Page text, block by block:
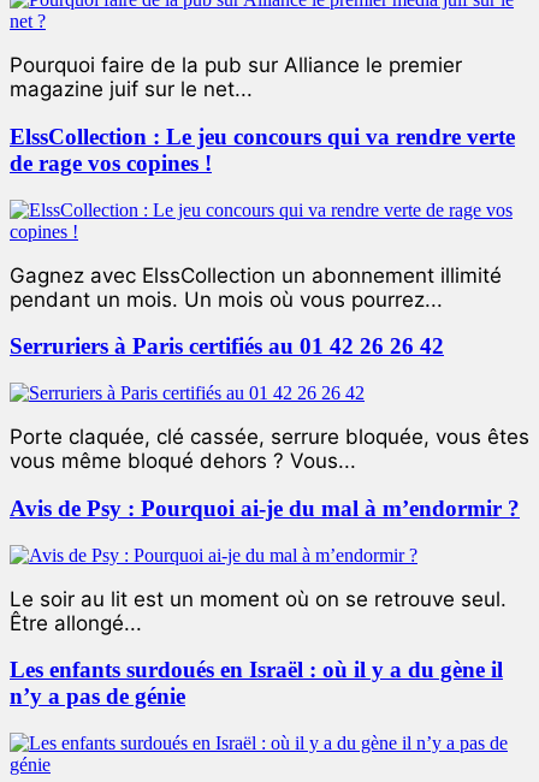
Pourquoi faire de la pub sur Alliance le premier
magazine juif sur le net...
ElssCollection : Le jeu concours qui va rendre verte
de rage vos copines !
Gagnez avec ElssCollection un abonnement illimité
pendant un mois. Un mois où vous pourrez...
Serruriers à Paris certifiés au 01 42 26 26 42
Porte claquée, clé cassée, serrure bloquée, vous êtes
vous même bloqué dehors ? Vous...
Avis de Psy : Pourquoi ai-je du mal à m’endormir ?
Le soir au lit est un moment où on se retrouve seul.
Être allongé...
Les enfants surdoués en Israël : où il y a du gène il
n’y a pas de génie